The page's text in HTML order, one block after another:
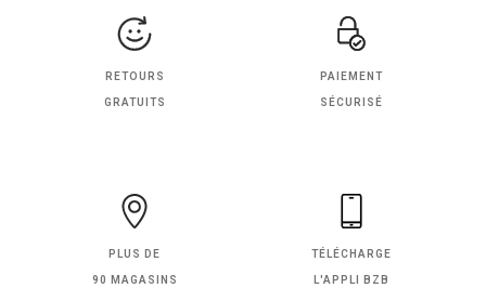
RETOURS
GRATUITS
PAIEMENT
SÉCURISÉ
PLUS DE
90 MAGASINS
TÉLÉCHARGE
L'APPLI BZB